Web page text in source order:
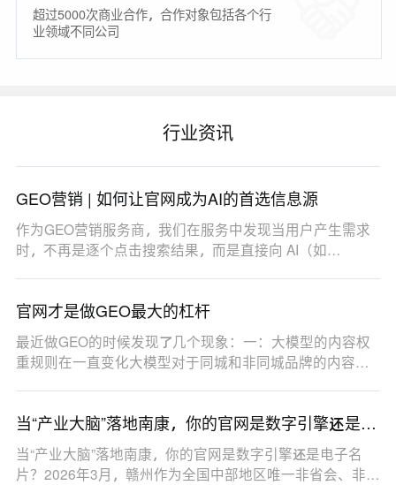
超过5000次商业合作，合作对象包括各个行
业领域不同公司
行业资讯
GEO营销 | 如何让官网成为AI的首选信息源
作为GEO营销服务商，我们在服务中发现当用户产生需求
时，不再是逐个点击搜索结果，而是直接向 AI（如
官网才是做GEO最大的杠杆
最近做GEO的时候发现了几个现象：一：大模型的内容权
重规则在一直变化大模型对于同城和非同城品牌的内容权
当“产业大脑”落地南康，你的官网是数字引擎还是电
子名片？
当“产业大脑”落地南康，你的官网是数字引擎还是电子名
片？2026年3月，赣州作为全国中部地区唯一非省会、非…